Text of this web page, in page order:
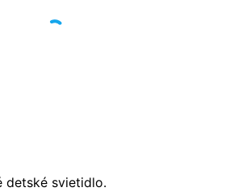
detské svietidlo.